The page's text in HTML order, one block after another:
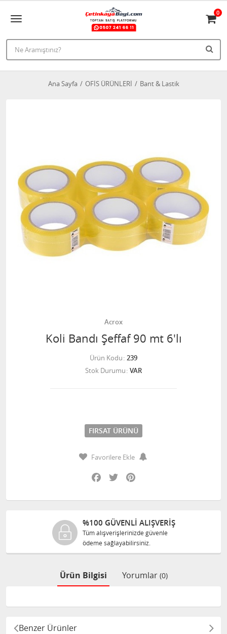
0
Ana Sayfa OFİS ÜRÜNLERİ Bant & Lastik
Acrox
Koli Bandı Şeffaf 90 mt 6'lı
Ürün Kodu 239
Stok Durumu VAR
FIRSAT ÜRÜNÜ
Favorilere Ekle
Facebook
Twitter
%100 GÜVENLİ ALIŞVERİŞ
Tüm alışverişlerinizde güvenle
ödeme sağlayabilirsiniz.
Ürün Bilgisi Yorumlar (0)
Benzer Ürünler